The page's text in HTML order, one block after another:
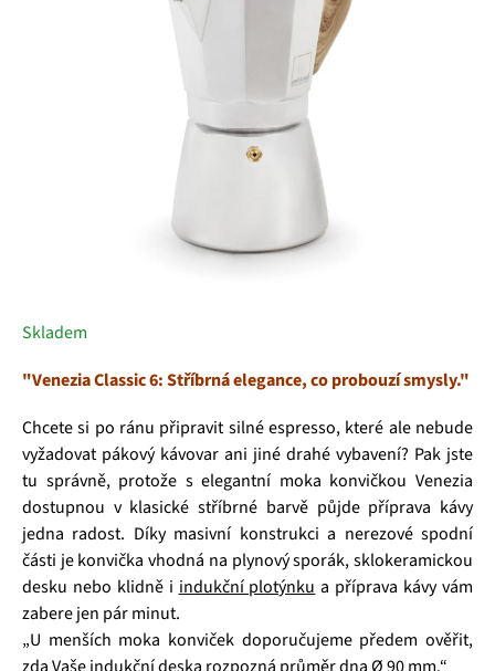
Skladem
"Venezia Classic 6: Stříbrná elegance, co probouzí smysly."
Chcete si po ránu připravit silné espresso, které ale nebude
vyžadovat pákový kávovar ani jiné drahé vybavení? Pak jste
tu správně, protože s elegantní moka konvičkou Venezia
dostupnou v klasické stříbrné barvě půjde příprava kávy
jedna radost. Díky masivní konstrukci a nerezové spodní
části je konvička vhodná na plynový sporák, sklokeramickou
desku nebo klidně i indukční plotýnku a příprava kávy vám
zabere jen pár minut.
„U menších moka konviček doporučujeme předem ověřit,